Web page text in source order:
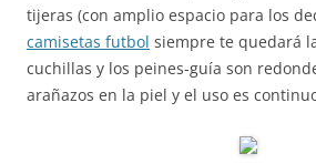
tijeras (con amplio espacio para los
camisetas futbol siempre te quedará
cuchillas y los peines-guía son
arañazos en la piel y el uso es